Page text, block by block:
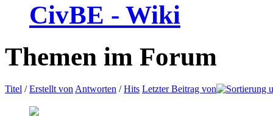
CivBE - Wiki
Themen im Forum
Titel /Erstellt von Antworten /Hits Letzter Beitrag von